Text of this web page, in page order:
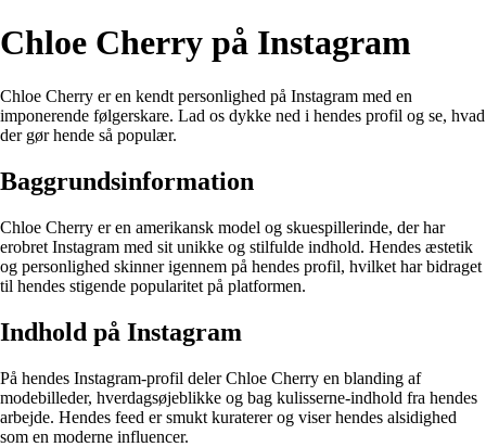
Chloe Cherry på Instagram
Chloe Cherry er en kendt personlighed på Instagram med en
imponerende følgerskare. Lad os dykke ned i hendes profil og se, hvad
der gør hende så populær.
Baggrundsinformation
Chloe Cherry er en amerikansk model og skuespillerinde, der har
erobret Instagram med sit unikke og stilfulde indhold. Hendes æstetik
og personlighed skinner igennem på hendes profil, hvilket har bidraget
til hendes stigende popularitet på platformen.
Indhold på Instagram
På hendes Instagram-profil deler Chloe Cherry en blanding af
modebilleder, hverdagsøjeblikke og bag kulisserne-indhold fra hendes
arbejde. Hendes feed er smukt kuraterer og viser hendes alsidighed
som en moderne influencer.